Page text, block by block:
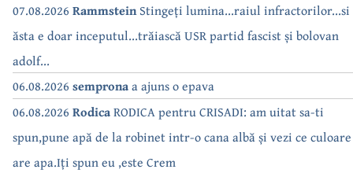
07.08.2026 RammsteinStingeți lumina...raiul infractorilor...si
ăsta e doar inceputul...trăiască USR partid fascist și bolovan
adolf...
06.08.2026 sempronaa ajuns o epava
06.08.2026 RodicaRODICA pentru CRISADI: am uitat sa-ti
spun,pune apă de la robinet intr-o cana albă și vezi ce culoare
are apa.Iți spun eu ,este Crem